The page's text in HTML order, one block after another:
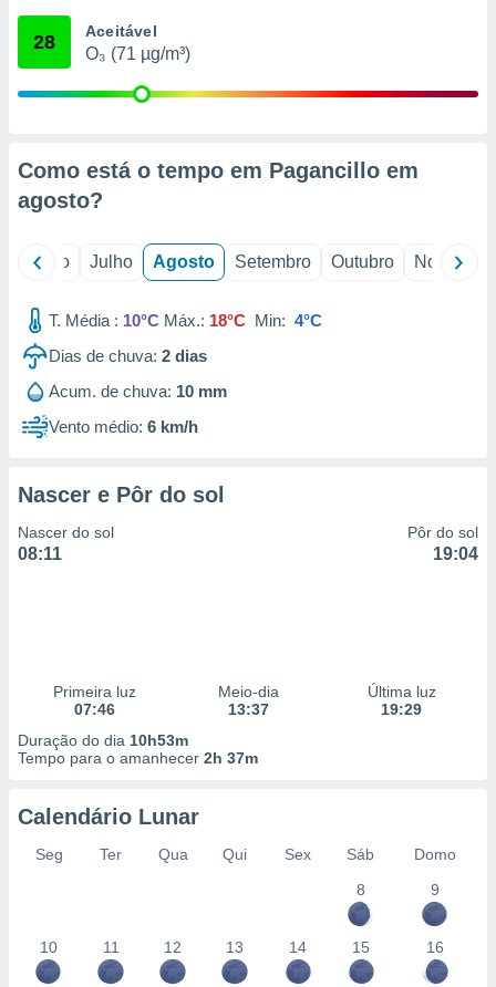
através
1199
28 Aceitável
O₃ (71 µg/m³)
Como está o tempo em Pagancillo em
agosto?
Junho Julho Agosto Setembro Outubro Novembro
T. Média : 10°C Máx.: 18°C Min: 4°C
Dias de chuva: 2 dias
Acum. de chuva: 10 mm
Vento médio: 6 km/h
Nascer e Pôr do sol
Nascer do sol
08:11
Pôr do sol
19:04
Primeira luz
07:46
Meio-dia
13:37
Última luz
19:29
Duração do dia 10h53m
Tempo para o amanhecer 2h 37m
Calendário Lunar
Seg Ter Qua Qui Sex Sáb
Domo
8
9
10 11 12 13 14 15 16